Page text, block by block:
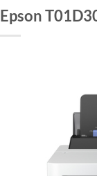
Epson